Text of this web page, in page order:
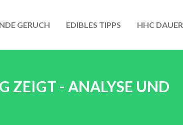
GERUCH EDIBLES TIPPS HHC DAUER
ZEIGT - ANALYSE UND